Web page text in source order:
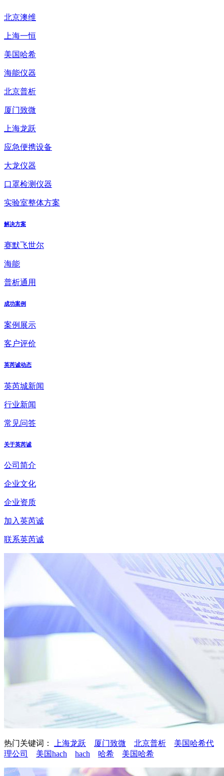
北京澳维
上海一恒
美国哈希
海能仪器
北京普析
厦门致微
上海龙跃
应急便携设备
大龙仪器
口罩检测仪器
实验室整体方案
解决方案
赛默飞世尔
海能
普析通用
成功案例
案例展示
客户评价
英芮诚动态
英芮城新闻
行业新闻
常见问答
关于英芮诚
公司简介
企业文化
企业资质
加入英芮诚
联系英芮诚
热门关键词： 上海龙跃 厦门致微 北京普析
美国哈希代
理公司
美国hach hach 哈希 美国哈希